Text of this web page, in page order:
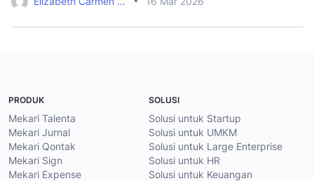
PRODUK
Mekari Talenta
Mekari Jurnal
Mekari Qontak
Mekari Sign
Mekari Expense
SOLUSI
Solusi untuk Startup
Solusi untuk UMKM
Solusi untuk Large Enterprise
Solusi untuk HR
Solusi untuk Keuangan